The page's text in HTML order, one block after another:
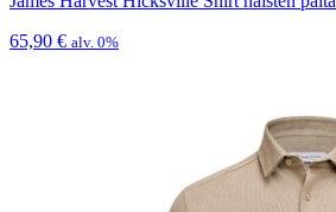
65,90 € alv. 0%